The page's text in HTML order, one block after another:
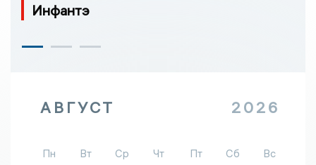
Инфантэ
АВГУСТ 2026
Пн Вт Ср Чт Пт Сб
Вс